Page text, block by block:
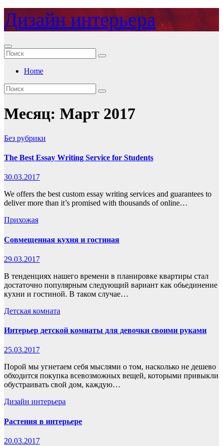
Перейти
к
содержимому
Дизайн интерьера
Home
Месяц: Март 2017
Без рубрики
The Best Essay Writing Service for Students
30.03.2017
We offers the best custom essay writing services and guarantees to
deliver more than it’s promised with thousands of online…
Прихожая
Совмещенная кухня и гостиная
29.03.2017
В тенденциях нашего времени в планировке квартиры стал
достаточно популярным следующий вариант как обьединение
кухни и гостиной. В таком случае…
Детская комната
Интерьер детской комнаты для девочки своими руками
25.03.2017
Порой мы угнетаем себя мыслями о том, насколько не дешево
обходится покупка всевозможных вещей, которыми привыкли
обустраивать свой дом, каждую…
Дизайн интерьера
Растения в интерьере
20.03.2017